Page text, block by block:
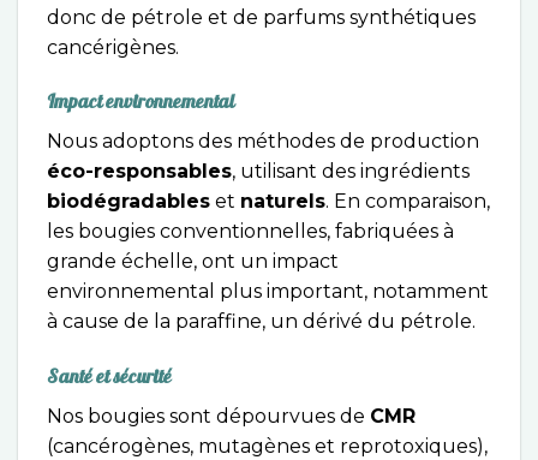
donc de pétrole et de parfums synthétiques
cancérigènes.
Impact environnemental
Nous adoptons des méthodes de production
éco-responsables, utilisant des ingrédients
biodégradables et naturels. En comparaison,
les bougies conventionnelles, fabriquées à
grande échelle, ont un impact
environnemental plus important, notamment
à cause de la paraffine, un dérivé du pétrole.
Santé et sécurité
Nos bougies sont dépourvues de CMR
(cancérogènes, mutagènes et reprotoxiques),